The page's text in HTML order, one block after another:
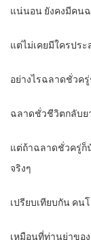
แน่นอน ยังคงมีคน
แต่ไม่เคยมีใครปร
อย่างไรฉลาดชั่วค
ฉลาดชั่วชีวิตกลับย
แต่ถ้าฉลาดชั่วครู่ก็
จริงๆ
เปรียบเทียบกัน คน
เหมือนที่ท่านย่าขอ